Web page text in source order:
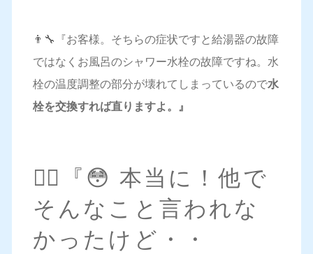
👨‍🔧『お客様。そちらの症状ですと給湯器の故障
ではなくお風呂のシャワー水栓の故障ですね。水
栓の温度調整の部分が壊れてしまっているので水
栓を交換すれば直りますよ。』
🙋‍♀️『😳 本当に！他で
そんなこと言われな
かったけど・・